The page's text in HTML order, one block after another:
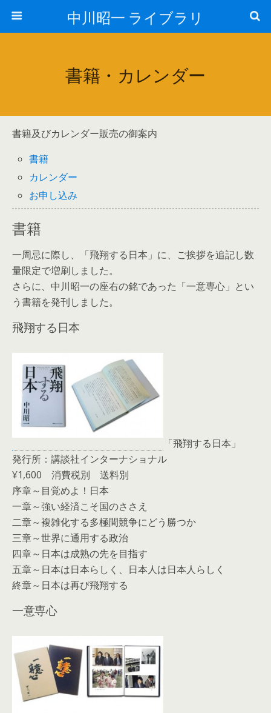
中川昭一 ライブラリ
書籍・カレンダー
書籍及びカレンダー販売の御案内
書籍
カレンダー
お申し込み
書籍
一周忌に際し、「飛翔する日本」に、ご挨拶を追記し数
量限定で増刷しました。
さらに、中川昭一の座右の銘であった「一意専心」とい
う書籍を発刊しました。
飛翔する日本
「飛翔する日本」
発行所：講談社インターナショナル
¥1,600 消費税別 送料別
序章～目覚めよ！日本
一章～強い経済こそ国のささえ
二章～複雑化する多極間競争にどう勝つか
三章～世界に通用する政治
四章～日本は成熟の先を目指す
五章～日本は日本らしく、日本人は日本人らしく
終章～日本は再び飛翔する
一意専心